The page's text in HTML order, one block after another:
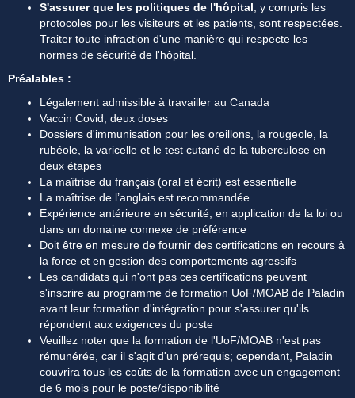
S'assurer que les politiques de l'hôpital , y compris les
protocoles pour les visiteurs et les patients, sont respectées.
Traiter toute infraction d'une manière qui respecte les
normes de sécurité de l'hôpital.
Préalables :
Légalement admissible à travailler au Canada
Vaccin Covid, deux doses
Dossiers d'immunisation pour les oreillons, la rougeole, la
rubéole, la varicelle et le test cutané de la tuberculose en
deux étapes
La maîtrise du français (oral et écrit) est essentielle
La maîtrise de l’anglais est recommandée
Expérience antérieure en sécurité, en application de la loi ou
dans un domaine connexe de préférence
Doit être en mesure de fournir des certifications en recours à
la force et en gestion des comportements agressifs
Les candidats qui n'ont pas ces certifications peuvent
s'inscrire au programme de formation UoF/MOAB de Paladin
avant leur formation d'intégration pour s'assurer qu'ils
répondent aux exigences du poste
Veuillez noter que la formation de l'UoF/MOAB n'est pas
rémunérée, car il s'agit d'un prérequis; cependant, Paladin
couvrira tous les coûts de la formation avec un engagement
de 6 mois pour le poste/disponibilité